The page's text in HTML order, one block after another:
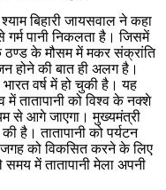
बिहारी जायसवाल ने कहा
गर्म पानी निकलता है। जिसमें
ठण्ड के मौसम में मकर संक्रांति
होने की बात ही अलग है।
वर्ष में हो चुकी है। यह
तातापानी को विश्व के नक्शे
से आगे जाएगा। मुख्यमंत्री
है। तातापानी को पर्यटन
जगह को विकसित करने के लिए
में तातापानी मेला अपनी